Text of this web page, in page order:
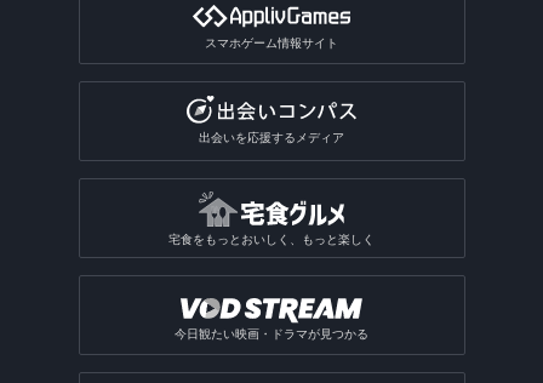
スマホゲーム情報サイト
出会いを応援するメディア
宅食をもっとおいしく、もっと楽しく
今日観たい映画・ドラマが見つかる